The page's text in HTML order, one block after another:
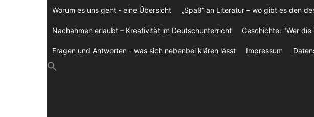
Worum es uns geht - eine Übersicht „Spaß“ an Literatur – wo gibt es den
Nachahmen erlaubt – Kreativität im Deutschunterricht Geschichte: "Wer
Fragen und Antworten - was sich nebenbei klären lässt Impressum